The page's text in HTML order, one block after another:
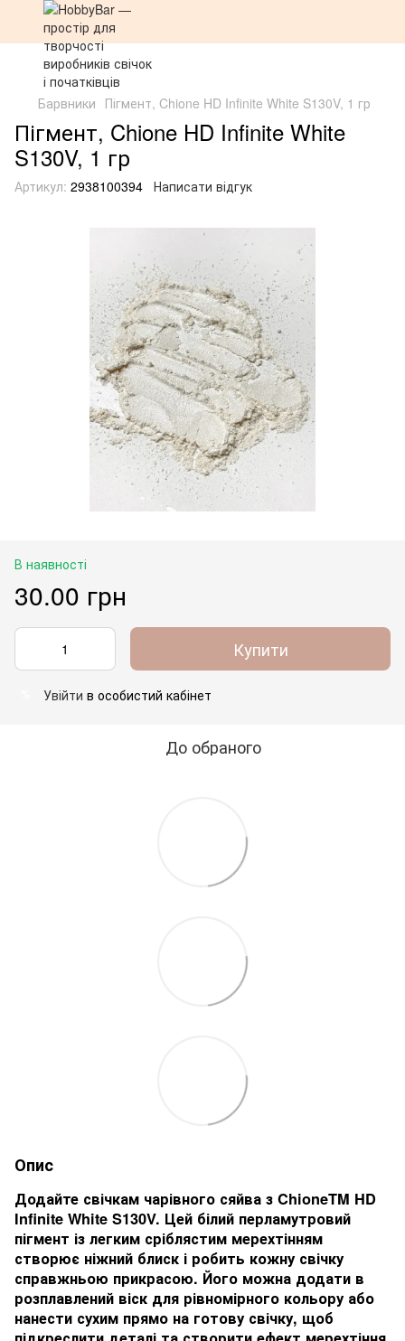
Барвники Пігмент, Chione HD Infinite White S130V, 1 гр
Пігмент, Chione HD Infinite White
S130V, 1 гр
Артикул: 2938100394 Написати відгук
В наявності
30.00 грн
Купити
Увійти в особистий кабінет
До обраного
Опис
Додайте свічкам чарівного сяйва з ChioneTM HD
Infinite White S130V. Цей білий перламутровий
пігмент із легким сріблястим мерехтінням
створює ніжний блиск і робить кожну свічку
справжньою прикрасою. Його можна додати в
розплавлений віск для рівномірного кольору або
нанести сухим прямо на готову свічку, щоб